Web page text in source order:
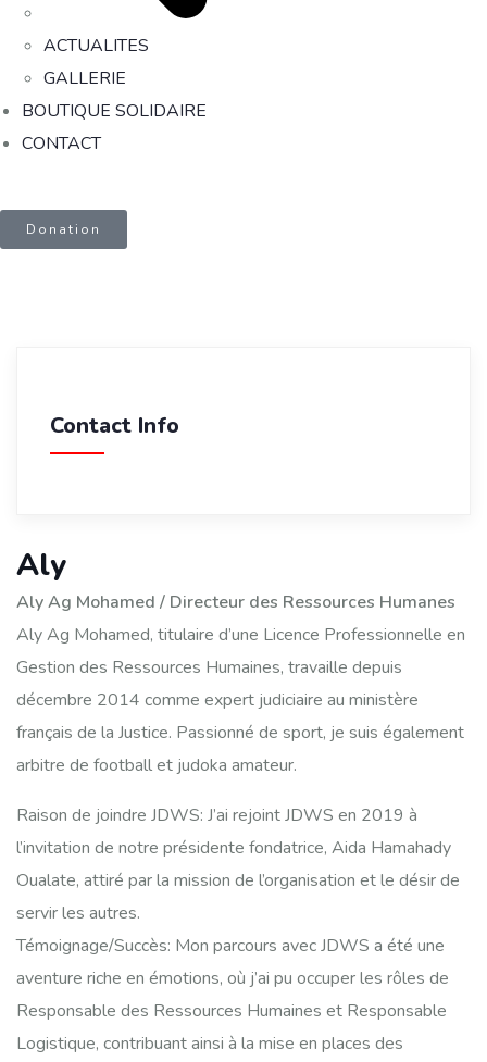
ACTUALITES
GALLERIE
BOUTIQUE SOLIDAIRE
CONTACT
Donation
Contact Info
Aly
Aly Ag Mohamed / Directeur des Ressources Humanes
AlyAg Mohamed, titulaire d’une Licence Professionnelle en
Gestion des Ressources Humaines, travaille depuis
décembre 2014 comme expert judiciaire au ministère
français de la Justice. Passionné de sport, je suis également
arbitre de football et judoka amateur.
Raison de joindre JDWS: J’ai rejoint JDWS en 2019 à
l’invitation de notre présidente fondatrice, Aida Hamahady
Oualate, attiré par la mission de l’organisation et le désir de
servir les autres.
Témoignage/Succès: Mon parcours avec JDWS a été une
aventure riche en émotions, où j’ai pu occuper les rôles de
Responsable des Ressources Humaines et Responsable
Logistique, contribuant ainsi à la mise en places des